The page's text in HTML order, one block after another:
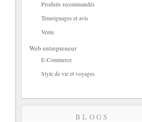
Produits recommandés
Témoignages et avis
Vente
Web entrepreneur
E-Commerce
Style de vie et voyages
BLOGS